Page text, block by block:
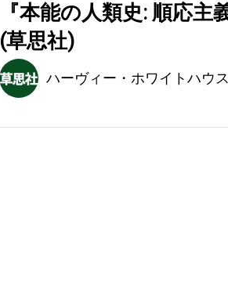
『本能の人類史: 順応
(草思社)
ハーヴィー・ホワイトハウ